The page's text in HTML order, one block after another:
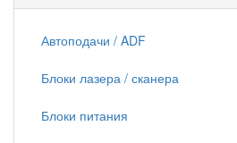
Автоподачи / ADF
Блоки лазера / сканера
Блоки питания